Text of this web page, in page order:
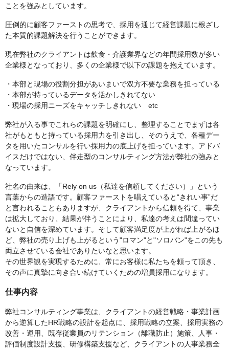
ことを強みとしています。
圧倒的に顧客ファーストの思考で、採用を通じて経営課題に根ざし
た本質的課題解決を行うことができます。
現在弊社のクライアントは飲食・介護業界などの年間採用数が多い
企業様となっており、多くの企業様で以下の課題を抱えています。
・本部と現場の役割分担があいまいで双方不要な業務を担っている
・本部が持っているデータを活かしきれてない
・現場の採用ニーズをキャッチしきれない etc
弊社が入る事でこれらの課題を明確にし、整理することでまずは各
社がもともと持っている採用力を引き出し、そのうえで、各種デー
タを用いたコンサルを行い採用力の底上げを担っています。アドバ
イスだけではない、伴走型のコンサルティング方法が弊社の強みと
なっています。
社名の由来は、「Rely on us（私達を信頼してください）」という
言葉からの造語です。顧客ファーストを唱えていると“きれい事”だ
と言われることもありますが、クライアントから信頼を得て、事業
は拡大しており、結果が伴うことにより、私達の考えは間違ってい
ないと自信を深めています。そして顧客満足度が上がれば上がるほ
ど、弊社の売り上げも上がるという"ロマン"と"ソロバン"をこの先も
両立させている会社でありたいなと思います。
その世界観を実現するために、常にお客様に私たちを頼って頂き、
その声に真摯に向き合い続けていくための増員採用になります。
仕事内容
弊社コンサルティング事業は、クライアントの経営戦略・事業計画
から逆算したHR戦略の設計を起点に、採用戦略の立案、採用実務の
改善・運用、既存従業員のリテンション（離職防止）施策、⼈事・
評価制度設計⽀援、研修構築支援など、クライアントの人事業務全